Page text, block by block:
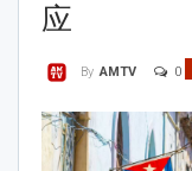
应
By AMTV 0